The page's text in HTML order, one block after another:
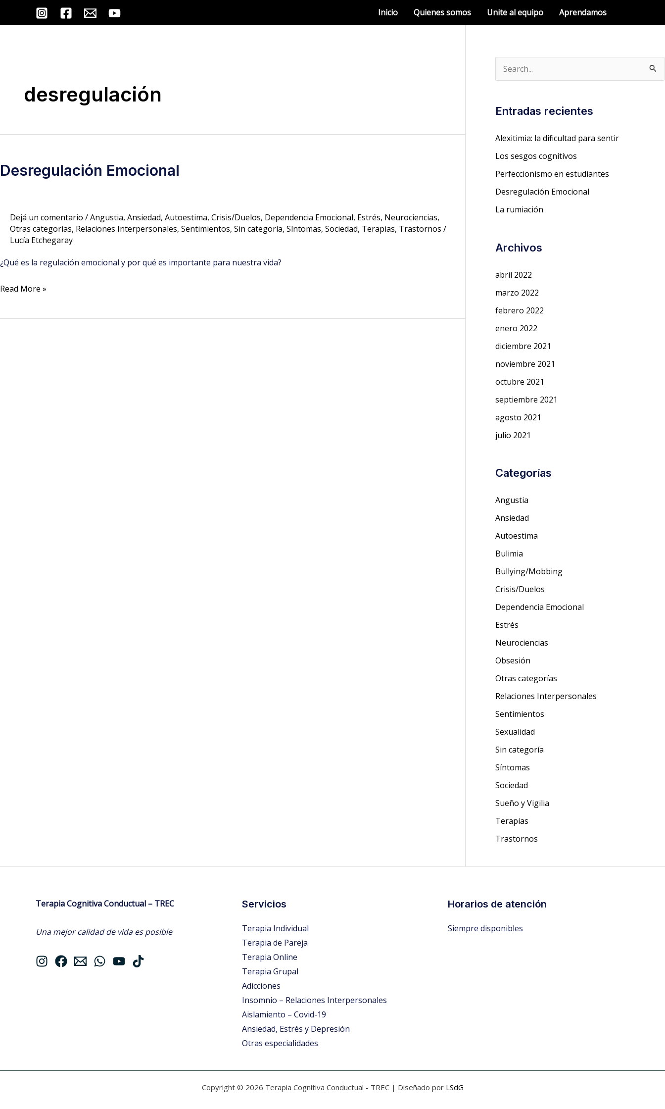
Inicio Quienes somos Unite al equipo Aprendamos
desregulación
Desregulación Emocional
Dejá un comentario /Angustia, Ansiedad, Autoestima, Crisis/Duelos, Dependencia Emocional, Estrés, Neurociencias,
Otras categorías, Relaciones Interpersonales, Sentimientos, Sin categoría, Síntomas, Sociedad, Terapias, Trastornos /
Lucía Etchegaray
¿Qué es la regulación emocional y por qué es importante para nuestra vida?
Read More »
c
a
r
:
Entradas recientes
Alexitimia: la dificultad para sentir
Los sesgos cognitivos
Perfeccionismo en estudiantes
Desregulación Emocional
La rumiación
Archivos
abril 2022
marzo 2022
febrero 2022
enero 2022
diciembre 2021
noviembre 2021
octubre 2021
septiembre 2021
agosto 2021
julio 2021
Categorías
Angustia
Ansiedad
Autoestima
Bulimia
Bullying/Mobbing
Crisis/Duelos
Dependencia Emocional
Estrés
Neurociencias
Obsesión
Otras categorías
Relaciones Interpersonales
Sentimientos
Sexualidad
Sin categoría
Síntomas
Sociedad
Sueño y Vigilia
Terapias
Trastornos
Terapia Cognitiva Conductual – TREC
Una mejor calidad de vida es posible
Servicios
Terapia Individual
Terapia de Pareja
Terapia Online
Terapia Grupal
Adicciones
Insomnio – Relaciones Interpersonales
Aislamiento – Covid-19
Ansiedad, Estrés y Depresión
Otras especialidades
Horarios de atención
Siempre disponibles
Copyright © 2026 Terapia Cognitiva Conductual - TREC | Diseñado por LSdG